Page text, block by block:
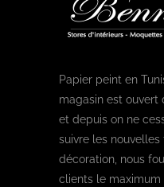
Papier peint en
magasin est ouvert
et depuis on ne
suivre les
décoration, nous
clients le